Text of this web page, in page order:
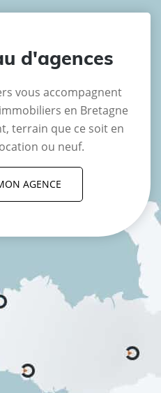
d'agences
vous accompagnent
en Bretagne
terrain que ce soit en
ou neuf.
AGENCE